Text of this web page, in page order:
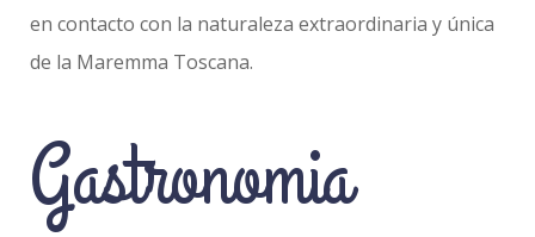
en contacto con la naturaleza extraordinaria y única
de la Maremma Toscana.
Gastronomia